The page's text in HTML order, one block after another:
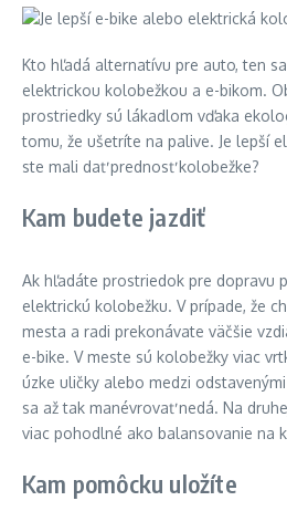
Kto hľadá alternatívu pre auto, ten
elektrickou kolobežkou a e-bikom.
prostriedky sú lákadlom vďaka
tomu, že ušetríte na palive. Je lepší
ste mali dať prednosť kolobežke?
Kam budete jazdiť
Ak hľadáte prostriedok pre dopravu
elektrickú kolobežku. V prípade, že
mesta a radi prekonávate väčšie
e-bike. V meste sú kolobežky viac
úzke uličky alebo medzi
sa až tak manévrovať nedá. Na
viac pohodlné ako balansovanie na
Kam pomôcku uložíte